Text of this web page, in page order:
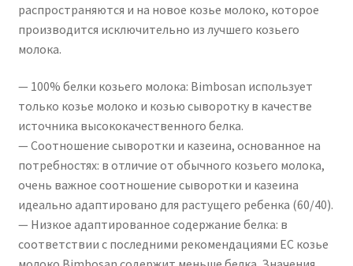
распространяются и на новое козье молоко, которое
производится исключительно из лучшего козьего
молока.
— 100% белки козьего молока: Bimbosan использует
только козье молоко и козью сыворотку в качестве
источника высококачественного белка.
— Соотношение сыворотки и казеина, основанное на
потребностях: в отличие от обычного козьего молока,
очень важное соотношение сыворотки и казеина
идеально адаптировано для растущего ребенка (60/40).
— Низкое адаптированное содержание белка: в
соответствии с последними рекомендациями ЕС козье